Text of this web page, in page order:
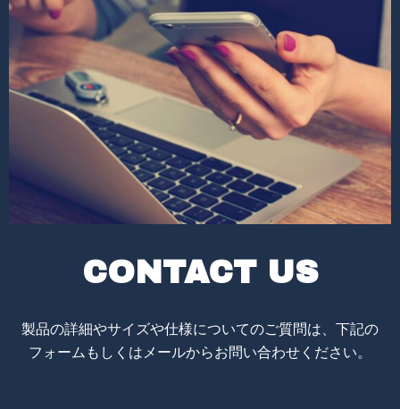
CONTACT US
製品の詳細やサイズや仕様についてのご質問は、下記の
フォームもしくはメールからお問い合わせください。